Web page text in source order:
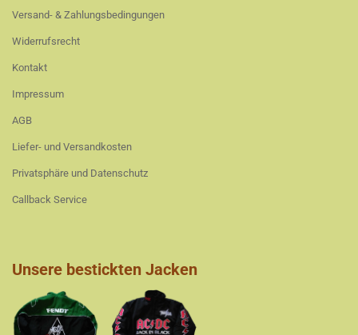
Versand- & Zahlungsbedingungen
Widerrufsrecht
Kontakt
Impressum
AGB
Liefer- und Versandkosten
Privatsphäre und Datenschutz
Callback Service
Unsere bestickten Jacken